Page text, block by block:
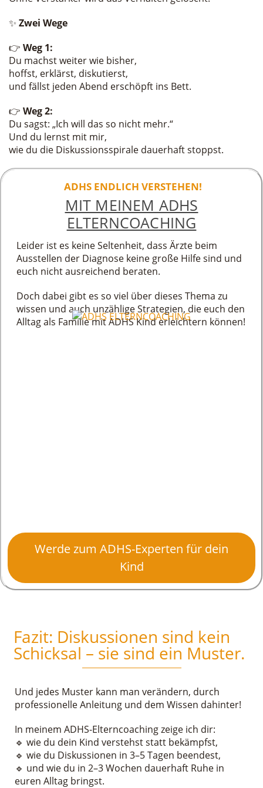
✨ Zwei Wege
👉 Weg 1:
Du machst weiter wie bisher,
hoffst, erklärst, diskutierst,
und fällst jeden Abend erschöpft ins Bett.
👉 Weg 2:
Du sagst: „Ich will das so nicht mehr.“
Und du lernst mit mir,
wie du die Diskussionsspirale dauerhaft stoppst.
ADHS ENDLICH VERSTEHEN!
MIT MEINEM ADHS
ELTERNCOACHING
Leider ist es keine Seltenheit, dass Ärzte beim
Ausstellen der Diagnose keine große Hilfe sind und
euch nicht ausreichend beraten.
Doch dabei gibt es so viel über dieses Thema zu
wissen und auch unzählige Strategien, die euch den
Alltag als Familie mit ADHS Kind erleichtern können!
Werde zum ADHS-Experten für dein
Kind
Fazit: Diskussionen sind kein
Schicksal – sie sind ein Muster.
Und jedes Muster kann man verändern, durch
professionelle Anleitung und dem Wissen dahinter!
In meinem ADHS-Elterncoaching zeige ich dir:
🔹 wie du dein Kind verstehst statt bekämpfst,
🔹 wie du Diskussionen in 3–5 Tagen beendest,
🔹 und wie du in 2–3 Wochen dauerhaft Ruhe in
euren Alltag bringst.